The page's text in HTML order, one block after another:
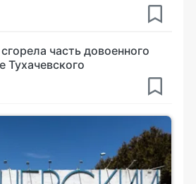
часть довоенного
Тухачевского